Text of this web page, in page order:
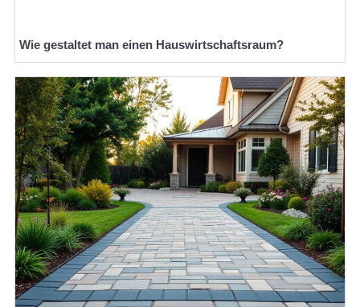
Wie gestaltet man einen Hauswirtschaftsraum?